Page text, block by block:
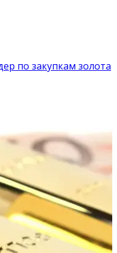
по закупкам золота